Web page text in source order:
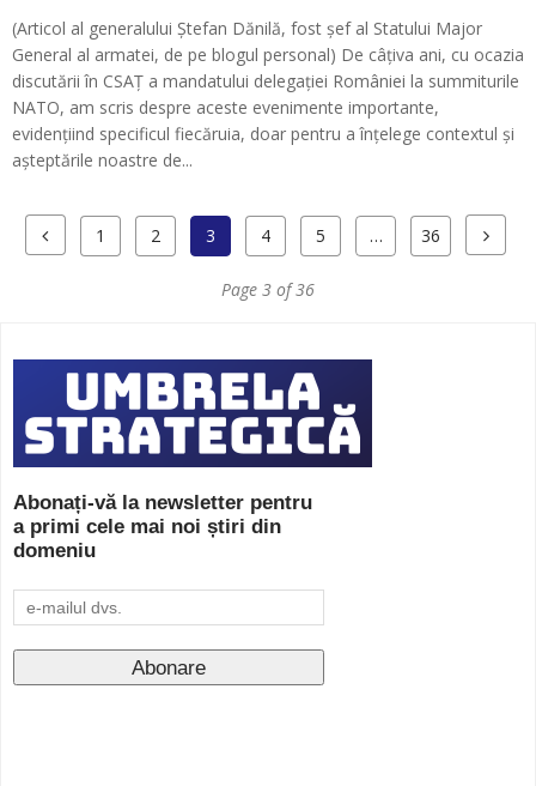
(Articol al generalului Ștefan Dănilă, fost șef al Statului Major
General al armatei, de pe blogul personal) De câțiva ani, cu ocazia
discutării în CSAȚ a mandatului delegației României la summiturile
NATO, am scris despre aceste evenimente importante,
evidențiind specificul fiecăruia, doar pentru a înțelege contextul și
așteptările noastre de...
1 2 3 4 5 … 36
Page 3 of 36
Abonați-vă la newsletter pentru
a primi cele mai noi știri din
domeniu